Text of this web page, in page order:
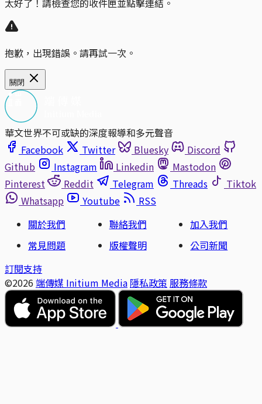
抱歉，出現錯誤。請再試一次。
關閉
華文世界不可或缺的深度報導和多元聲音
Facebook
Twitter Bluesky
Discord
Github
Instagram Linkedin
Mastodon
Pinterest
Reddit Telegram Threads
Tiktok
Whatsapp
Youtube
RSS
關於我們
聯絡我們
加入我們
常見問題
版權聲明
公司新聞
訂閱支持
©2026 端傳媒 Initium Media 隱私政策 服務條款